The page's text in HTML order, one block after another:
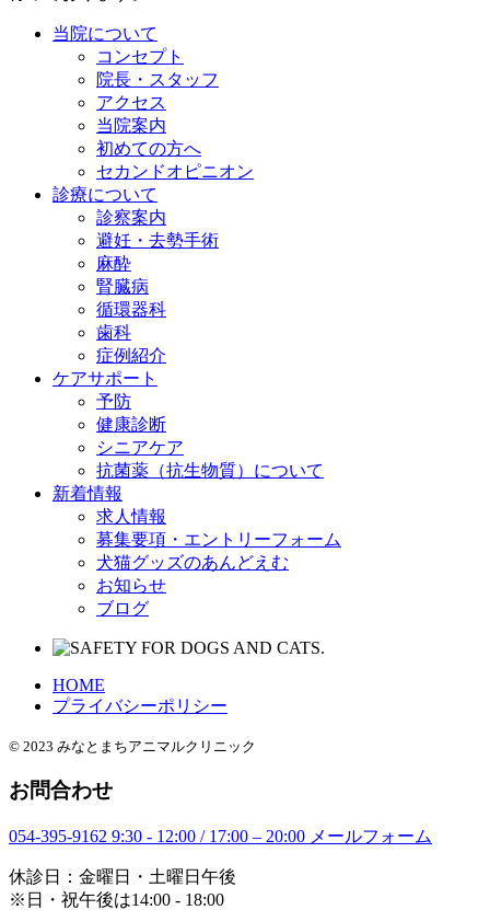
当院について
コンセプト
院長・スタッフ
アクセス
当院案内
初めての方へ
セカンドオピニオン
診療について
診察案内
避妊・去勢手術
麻酔
腎臓病
循環器科
歯科
症例紹介
ケアサポート
予防
健康診断
シニアケア
抗菌薬（抗生物質）について
新着情報
求人情報
募集要項・エントリーフォーム
犬猫グッズのあんどえむ
お知らせ
ブログ
HOME
プライバシーポリシー
© 2023 みなとまちアニマルクリニック
お問合わせ
054-395-9162 9:30 - 12:00 / 17:00 – 20:00 メールフォーム
休診日：金曜日・土曜日午後
※日・祝午後は14:00 - 18:00